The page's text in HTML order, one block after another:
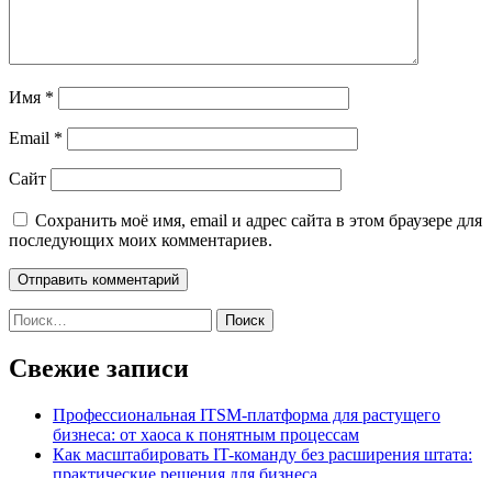
Имя *
Email *
Сайт
Сохранить моё имя, email и адрес сайта в этом браузере для
последующих моих комментариев.
Найти:
Свежие записи
Профессиональная ITSM-платформа для растущего
бизнеса: от хаоса к понятным процессам
Как масштабировать IT-команду без расширения штата:
практические решения для бизнеса